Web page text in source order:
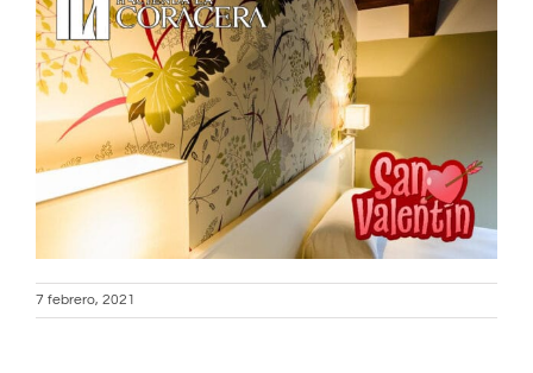
7 febrero, 2021